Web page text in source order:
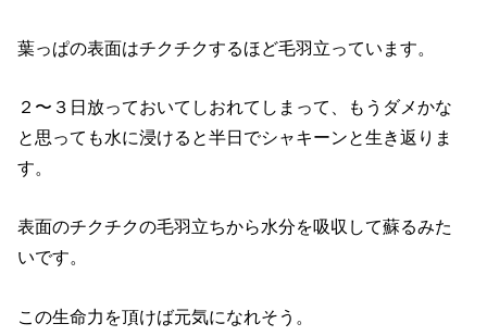
葉っぱの表面はチクチクするほど毛羽立っています。
２〜３日放っておいてしおれてしまって、もうダメかな
と思っても水に浸けると半日でシャキーンと生き返りま
す。
表面のチクチクの毛羽立ちから水分を吸収して蘇るみた
いです。
この生命力を頂けば元気になれそう。